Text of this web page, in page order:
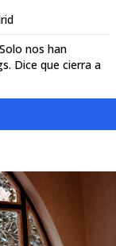
nos han
Dice que cierra a